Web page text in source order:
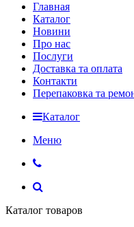
Главная
Каталог
Новини
Про нас
Послуги
Доставка та оплата
Контакти
Перепаковка та
Каталог
Меню
Каталог товаров